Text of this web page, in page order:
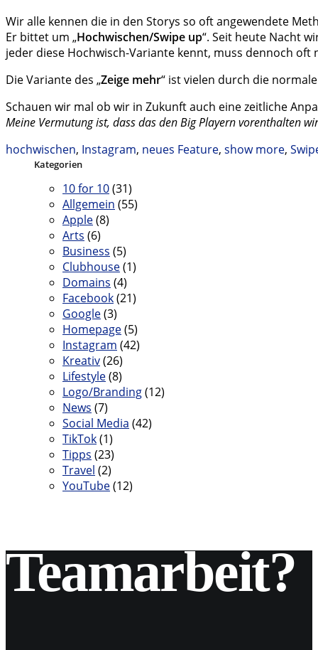
Wir alle kennen die in den Storys so oft angewendete
Er bittet um „Hochwischen/Swipe up“. Seit heute Nacht
jeder diese Hochwisch-Variante kennt, muss dennoch
Die Variante des „Zeige mehr“ ist vielen durch die
Schauen wir mal ob wir in Zukunft auch eine zeitliche
Meine Vermutung ist, dass das den Big Playern vorenthalten
hochwischen, Instagram, neues Feature, show more,
Kategorien
10 for 10(31)
Allgemein (55)
Apple(8)
Arts (6)
Business (5)
Clubhouse(1)
Domains (4)
Facebook(21)
Google(3)
Homepage(5)
Instagram (42)
Kreativ(26)
Lifestyle(8)
Logo/Branding(12)
News (7)
Social Media (42)
TikTok(1)
Tipps (23)
Travel (2)
YouTube(12)
Teamarbeit?